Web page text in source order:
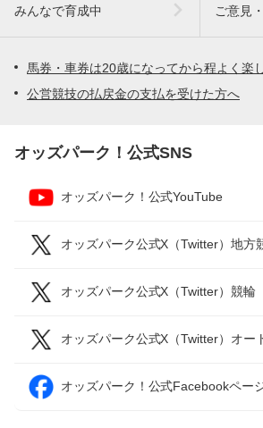
みんなで育成中 ご意見
馬券・車券は20歳になってから程よく楽
公営競技の払戻金の支払を受けた方へ
オッズパーク！公式SNS
オッズパーク！公式YouTube
オッズパーク公式X（Twitter）地方
オッズパーク公式X（Twitter）競輪
オッズパーク公式X（Twitter）オー
オッズパーク！公式Facebookペー